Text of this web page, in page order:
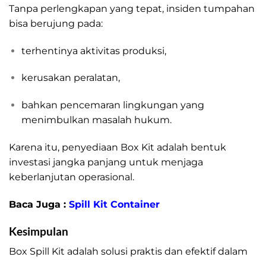
Tanpa perlengkapan yang tepat, insiden tumpahan
bisa berujung pada:
terhentinya aktivitas produksi,
kerusakan peralatan,
bahkan pencemaran lingkungan yang
menimbulkan masalah hukum.
Karena itu, penyediaan Box Kit adalah bentuk
investasi jangka panjang untuk menjaga
keberlanjutan operasional.
Baca Juga : Spill Kit Container
Kesimpulan
Box Spill Kit adalah solusi praktis dan efektif dalam